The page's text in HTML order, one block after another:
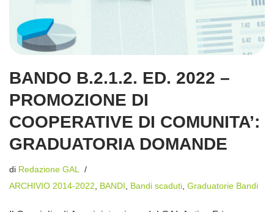
BANDO B.2.1.2. ED. 2022 –
PROMOZIONE DI
COOPERATIVE DI COMUNITA’:
GRADUATORIA DOMANDE
di Redazione GAL
ARCHIVIO 2014-2022
BANDI Bandi scaduti Graduatorie Bandi